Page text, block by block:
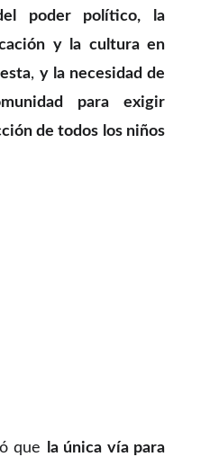
poder político, la
y la cultura en
, y la necesidad de
para exigir
de todos los niños
que
la única vía para